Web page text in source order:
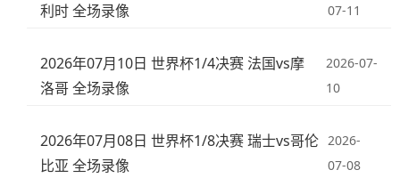
利时 全场录像
07-11
2026年07月10日 世界杯1/4决赛 法国vs摩
洛哥 全场录像
2026-07-
10
2026年07月08日 世界杯1/8决赛 瑞士vs哥伦
比亚 全场录像
2026-
07-08